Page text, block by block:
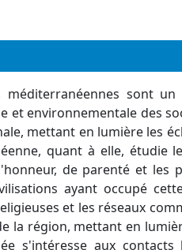
méditerranéennes sont
et environnementale des
mettant en lumière les
quant à elle, étudie
de parenté et les
ayant occupé
et les réseaux
la région, mettant en
s'intéresse aux